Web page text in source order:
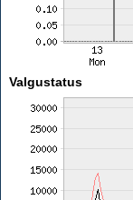
Valgustatus